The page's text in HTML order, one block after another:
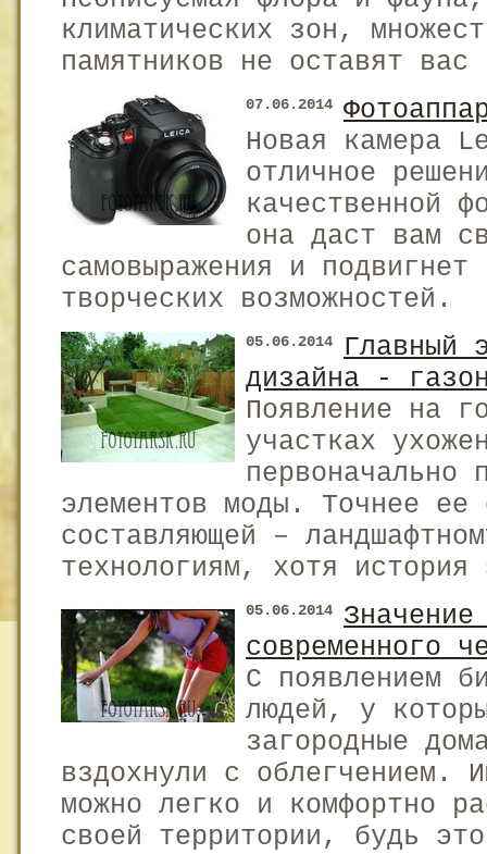
климатических зон,
памятников не оставят вас
07.06.2014
Новая камера
отличное
качественной
она даст вам
самовыражения и
творческих возможностей.
05.06.2014
Главный
дизайна -
Появление на
участках
первоначально
элементов моды. Точнее ее
составляющей –
технологиям, хотя
05.06.2014
современного
С появлением
людей, у
загородные
вздохнули с облегчением.
можно легко и комфортно
своей территории, будь